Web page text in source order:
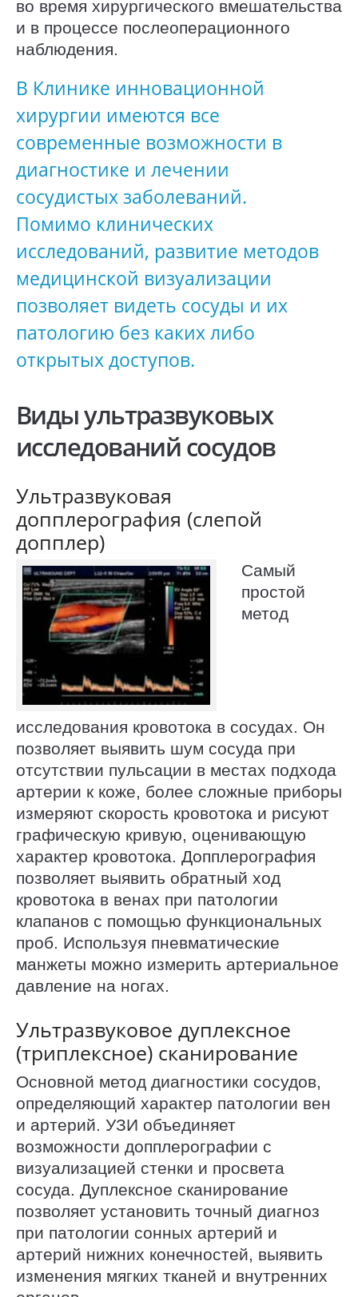
во время хирургического вмешательства
и в процессе послеоперационного
наблюдения.
В Клинике инновационной
хирургии имеются все
современные возможности в
диагностике и лечении
сосудистых заболеваний.
Помимо клинических
исследований, развитие методов
медицинской визуализации
позволяет видеть сосуды и их
патологию без каких либо
открытых доступов.
Виды ультразвуковых
исследований сосудов
Ультразвуковая
допплерография (слепой
допплер)
Самый
простой
метод
исследования кровотока в сосудах. Он
позволяет выявить шум сосуда при
отсутствии пульсации в местах подхода
артерии к коже, более сложные приборы
измеряют скорость кровотока и рисуют
графическую кривую, оценивающую
характер кровотока. Допплерография
позволяет выявить обратный ход
кровотока в венах при патологии
клапанов с помощью функциональных
проб. Используя пневматические
манжеты можно измерить артериальное
давление на ногах.
Ультразвуковое дуплексное
(триплексное) сканирование
Основной метод диагностики сосудов,
определяющий характер патологии вен
и артерий. УЗИ объединяет
возможности допплерографии с
визуализацией стенки и просвета
сосуда. Дуплексное сканирование
позволяет установить точный диагноз
при патологии сонных артерий и
артерий нижних конечностей, выявить
изменения мягких тканей и внутренних